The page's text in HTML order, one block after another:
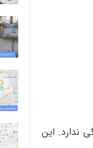
ندارد. این